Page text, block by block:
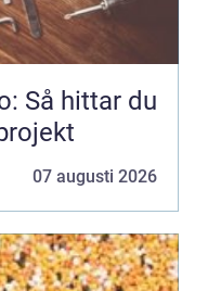
Så hittar du
07 augusti 2026